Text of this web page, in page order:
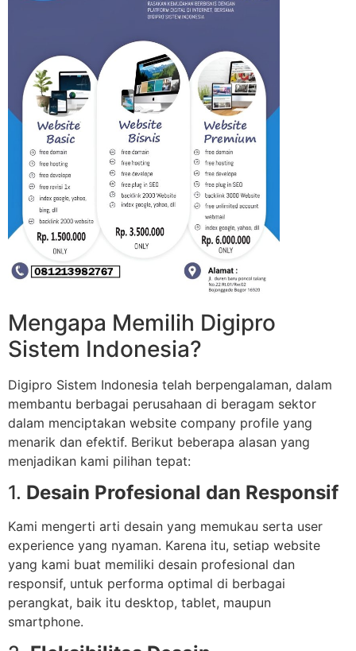
Mengapa Memilih Digipro
Sistem Indonesia?
Digipro Sistem Indonesia telah berpengalaman, dalam
membantu berbagai perusahaan di beragam sektor
dalam menciptakan website company profile yang
menarik dan efektif. Berikut beberapa alasan yang
menjadikan kami pilihan tepat:
1. Desain Profesional dan Responsif
Kami mengerti arti desain yang memukau serta user
experience yang nyaman. Karena itu, setiap website
yang kami buat memiliki desain profesional dan
responsif, untuk performa optimal di berbagai
perangkat, baik itu desktop, tablet, maupun
smartphone.